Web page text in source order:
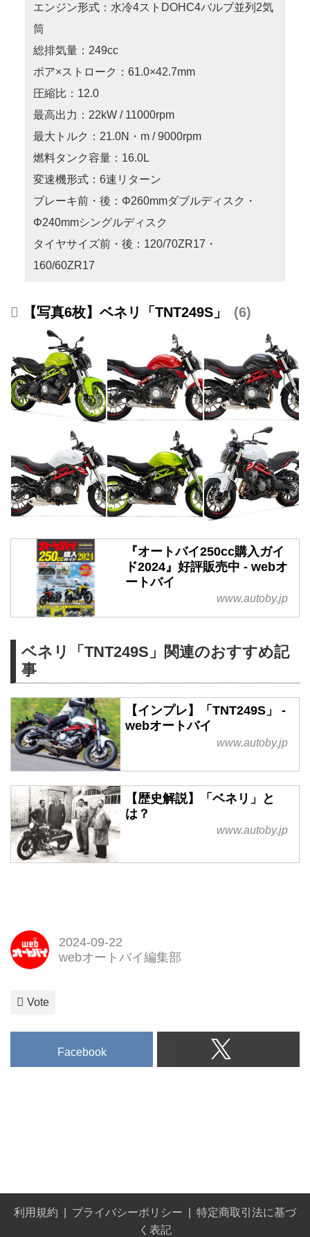
エンジン形式：水冷4ストDOHC4バルブ並列2気
筒
総排気量：249cc
ボア×ストローク：61.0×42.7mm
圧縮比：12.0
最高出力：22kW / 11000rpm
最大トルク：21.0N・m / 9000rpm
燃料タンク容量：16.0L
変速機形式：6速リターン
ブレーキ前・後：Φ260mmダブルディスク・
Φ240mmシングルディスク
タイヤサイズ前・後：120/70ZR17・
160/60ZR17
【写真6枚】ベネリ「TNT249S」 6
『オートバイ250cc購入ガイ
ド2024』好評販売中 - webオ
ートバイ
www.autoby.jp
ベネリ「TNT249S」関連のおすすめ記
事
【インプレ】「TNT249S」 -
webオートバイ
www.autoby.jp
【歴史解説】「ベネリ」と
は？
www.autoby.jp
2024-09-22
webオートバイ編集部
Vote
Facebook
利用規約 プライバシーポリシー
特定商取引法に基づ
く表記